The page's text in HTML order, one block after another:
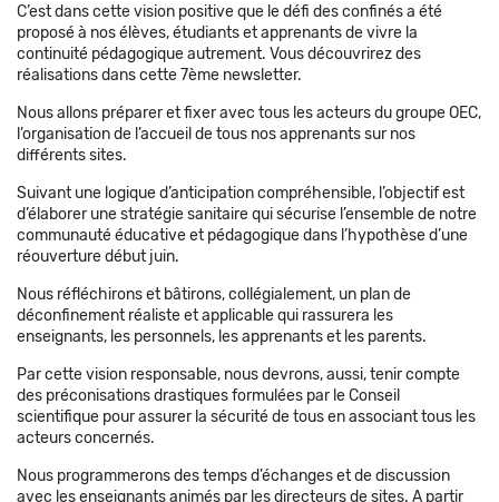
C’est dans cette vision positive que le défi des confinés a été
proposé à nos élèves, étudiants et apprenants de vivre la
continuité pédagogique autrement. Vous découvrirez des
réalisations dans cette 7ème newsletter.
Nous allons préparer et fixer avec tous les acteurs du groupe OEC,
l’organisation de l’accueil de tous nos apprenants sur nos
différents sites.
Suivant une logique d’anticipation compréhensible, l’objectif est
d’élaborer une stratégie sanitaire qui sécurise l’ensemble de notre
communauté éducative et pédagogique dans l’hypothèse d’une
réouverture début juin.
Nous réfléchirons et bâtirons, collégialement, un plan de
déconfinement réaliste et applicable qui rassurera les
enseignants, les personnels, les apprenants et les parents.
Par cette vision responsable, nous devrons, aussi, tenir compte
des préconisations drastiques formulées par le Conseil
scientifique pour assurer la sécurité de tous en associant tous les
acteurs concernés.
Nous programmerons des temps d’échanges et de discussion
avec les enseignants animés par les directeurs de sites. A partir